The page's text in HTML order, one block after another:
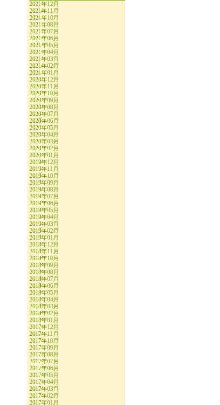
2021年12月
2021年11月
2021年10月
2021年08月
2021年07月
2021年06月
2021年05月
2021年04月
2021年03月
2021年02月
2021年01月
2020年12月
2020年11月
2020年10月
2020年09月
2020年08月
2020年07月
2020年06月
2020年05月
2020年04月
2020年03月
2020年02月
2020年01月
2019年12月
2019年11月
2019年10月
2019年09月
2019年08月
2019年07月
2019年06月
2019年05月
2019年04月
2019年03月
2019年02月
2019年01月
2018年12月
2018年11月
2018年10月
2018年09月
2018年08月
2018年07月
2018年06月
2018年05月
2018年04月
2018年03月
2018年02月
2018年01月
2017年12月
2017年11月
2017年10月
2017年09月
2017年08月
2017年07月
2017年06月
2017年05月
2017年04月
2017年03月
2017年02月
2017年01月